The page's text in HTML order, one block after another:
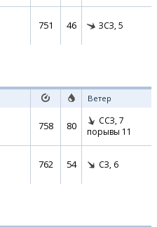
751 46 ЗСЗ, 5
Ветер
758 80 ССЗ, 7
порывы 11
762 54 СЗ, 6